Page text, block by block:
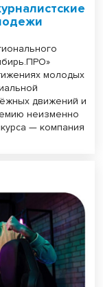
молодых
движений и
неизменно
— компания